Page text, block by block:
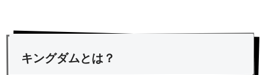
キングダムとは？